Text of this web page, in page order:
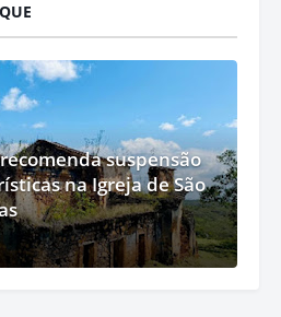
suspensão
na Igreja de São